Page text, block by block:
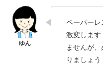
ペーパーレ
激変します
ませんが
りましょう